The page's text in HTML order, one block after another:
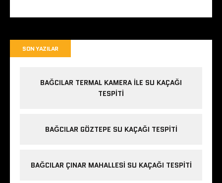
SON YAZILAR
BAĞCILAR TERMAL KAMERA ILE SU KAÇAĞI
TESPITI
BAĞCILAR GÖZTEPE SU KAÇAĞI TESPITI
BAĞCILAR ÇINAR MAHALLESI SU KAÇAĞI TESPITI